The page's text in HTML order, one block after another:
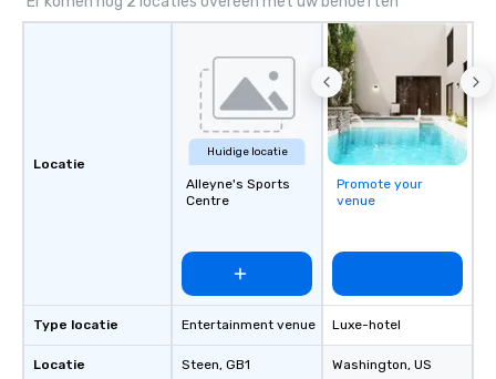
Locatie
Type locatie
Locatie
Huidige locatie
Alleyne's Sports
Centre
Entertainment venue
Steen, GB1
Promote your
venue
Luxe-hotel
Washington, US